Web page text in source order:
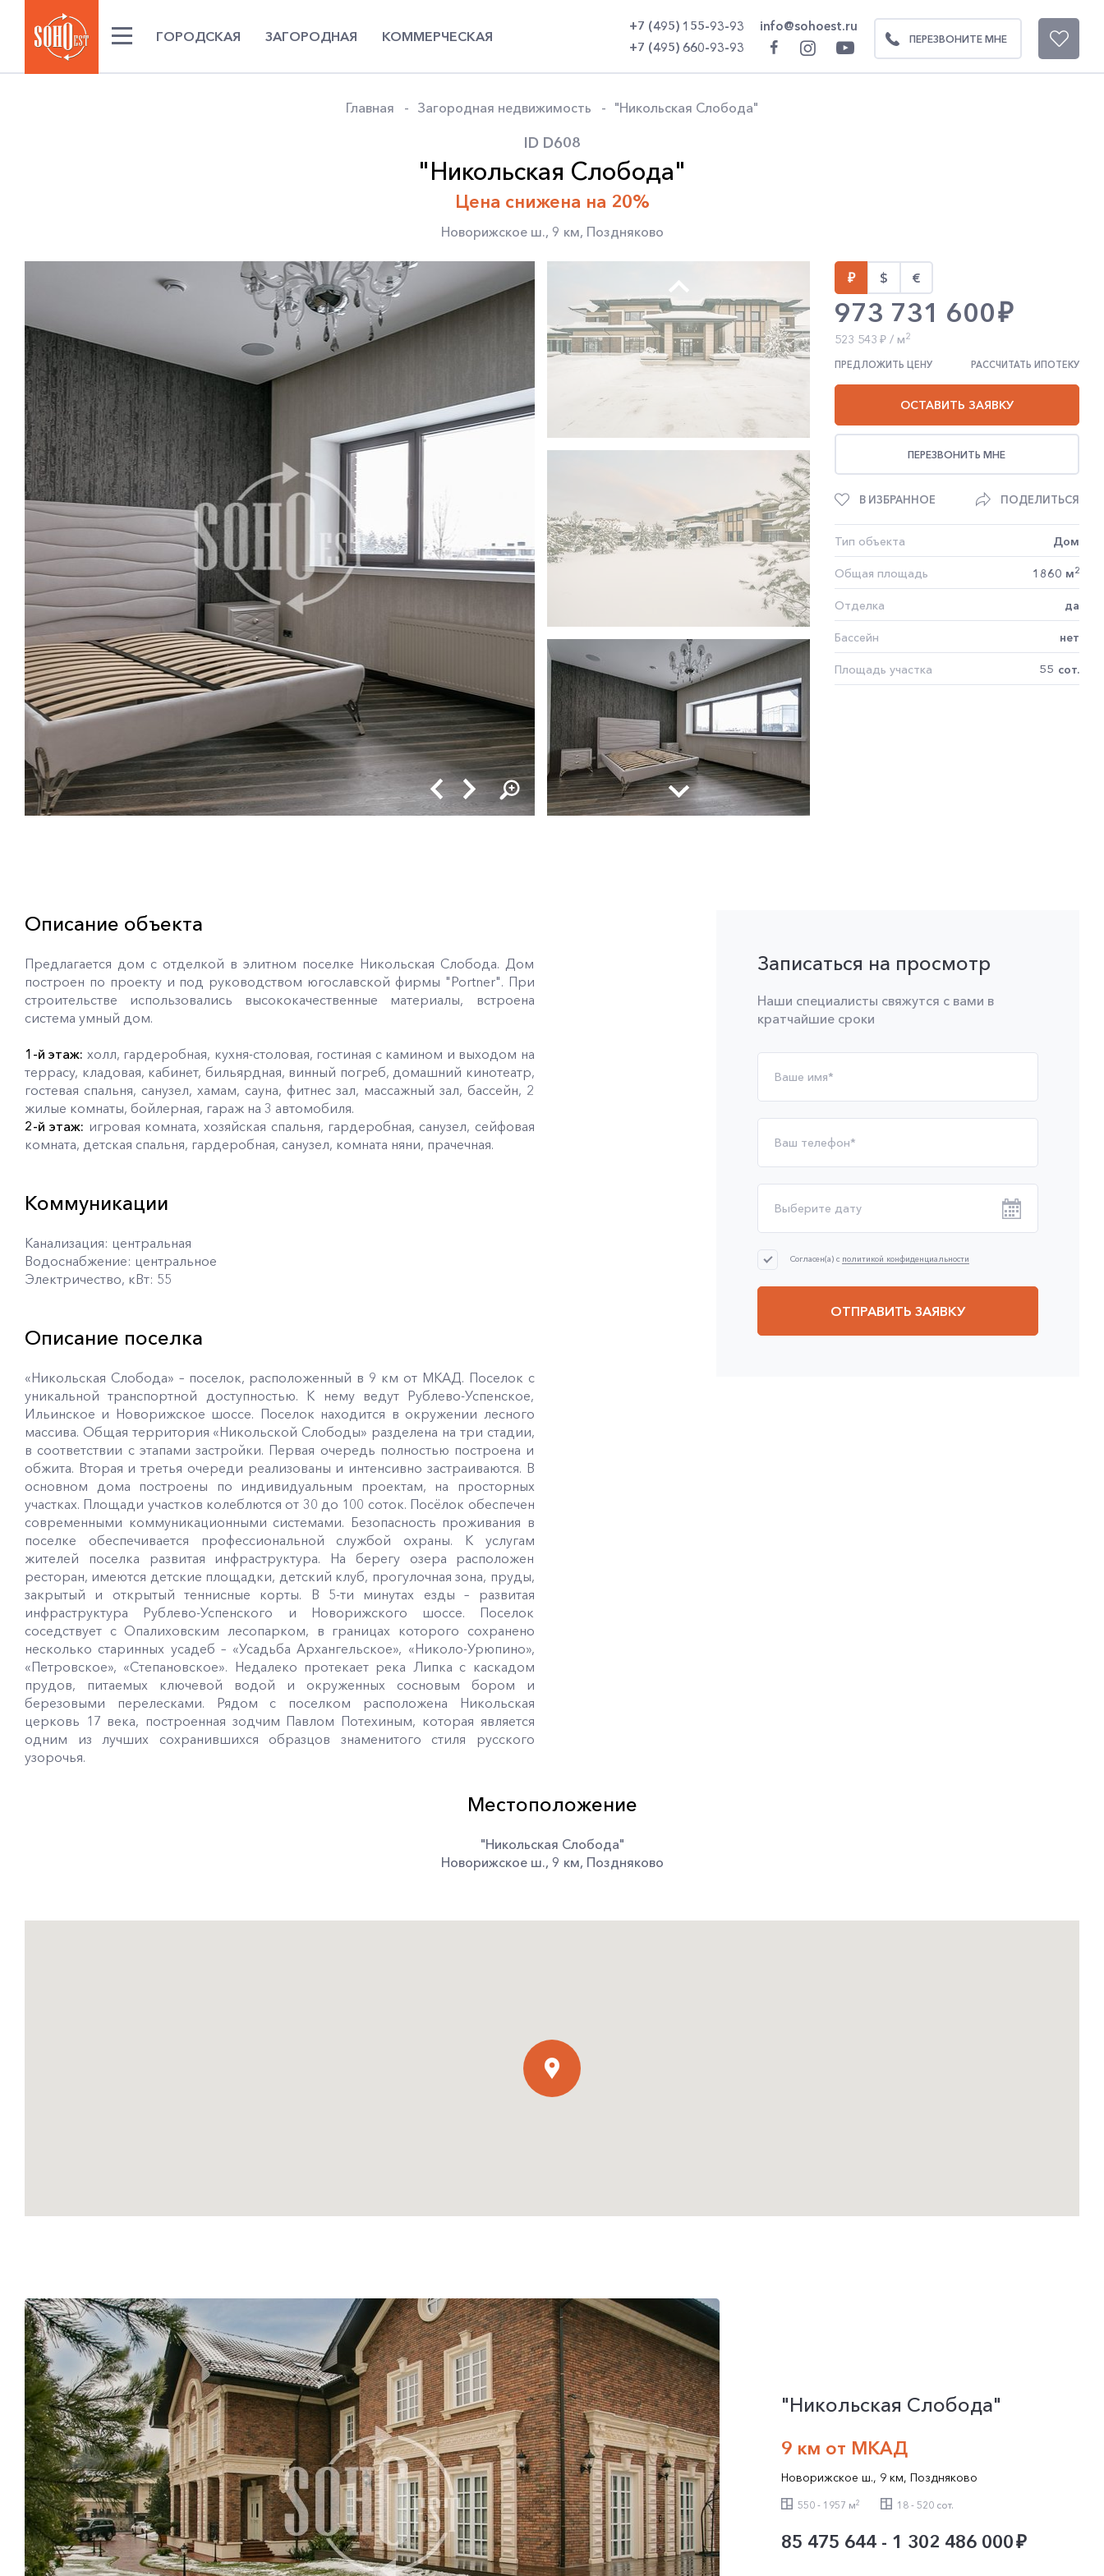
ГОРОДСКАЯ ЗАГОРОДНАЯ КОММЕРЧЕСКАЯ
+7 (495) 155-93-93
+7 (495) 660-93-93
info@sohoest.ru
ПЕРЕЗВОНИТЕ МНЕ
Главная Загородная недвижимость "Никольская Слобода"
ID D608
"Никольская Слобода"
Цена снижена на 20%
Новорижское ш., 9 км, Поздняково
973 731 600
523 543 / м2
ПРЕДЛОЖИТЬ ЦЕНУ РАССЧИТАТЬ ИПОТЕКУ
ОСТАВИТЬ ЗАЯВКУ
ПЕРЕЗВОНИТЬ МНЕ
В ИЗБРАННОЕ ПОДЕЛИТЬСЯ
Тип объекта Дом
Общая площадь 1860 м2
Отделка да
Бассейн нет
Площадь участка 55 сот.
Описание объекта
Предлагается дом с отделкой в элитном поселке Никольская Слобода. Дом
построен по проекту и под руководством югославской фирмы "Portner". При
строительстве использовались высококачественные материалы, встроена
система умный дом.
1-й этаж: холл, гардеробная, кухня-столовая, гостиная с камином и выходом на
террасу, кладовая, кабинет, бильярдная, винный погреб, домашний кинотеатр,
гостевая спальня, санузел, хамам, сауна, фитнес зал, массажный зал, бассейн, 2
жилые комнаты, бойлерная, гараж на 3 автомобиля.
2-й этаж: игровая комната, хозяйская спальня, гардеробная, санузел, сейфовая
комната, детская спальня, гардеробная, санузел, комната няни, прачечная.
Коммуникации
Канализация: центральная
Водоснабжение: центральное
Электричество, кВт: 55
Описание поселка
«Никольская Слобода» – поселок, расположенный в 9 км от МКАД. Поселок с
уникальной транспортной доступностью. К нему ведут Рублево-Успенское,
Ильинское и Новорижское шоссе. Поселок находится в окружении лесного
массива. Общая территория «Никольской Слободы» разделена на три стадии,
в соответствии с этапами застройки. Первая очередь полностью построена и
обжита. Вторая и третья очереди реализованы и интенсивно застраиваются. В
основном дома построены по индивидуальным проектам, на просторных
участках. Площади участков колеблются от 30 до 100 соток. Посёлок обеспечен
современными коммуникационными системами. Безопасность проживания в
поселке обеспечивается профессиональной службой охраны. К услугам
жителей поселка развитая инфраструктура. На берегу озера расположен
ресторан, имеются детские площадки, детский клуб, прогулочная зона, пруды,
закрытый и открытый теннисные корты. В 5-ти минутах езды – развитая
инфраструктура Рублево-Успенского и Новорижского шоссе. Поселок
соседствует с Опалиховским лесопарком, в границах которого сохранено
несколько старинных усадеб – «Усадьба Архангельское», «Николо-Урюпино»,
«Петровское», «Степановское». Недалеко протекает река Липка с каскадом
прудов, питаемых ключевой водой и окруженных сосновым бором и
березовыми перелесками. Рядом с поселком расположена Никольская
церковь 17 века, построенная зодчим Павлом Потехиным, которая является
одним из лучших сохранившихся образцов знаменитого стиля русского
узорочья.
Записаться на просмотр
Наши специалисты свяжутся с вами в
кратчайшие сроки
Согласен(а) с политикой конфиденциальности
ОТПРАВИТЬ ЗАЯВКУ
Местоположение
"Никольская Слобода"
Новорижское ш., 9 км, Поздняково
"Никольская Слобода"
9 км от МКАД
Новорижское ш., 9 км, Поздняково
550 - 1957 м2 18 - 520 сот.
85 475 644 - 1 302 486 000